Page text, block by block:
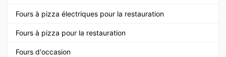
Fours à pizza électriques pour la restauration
Fours à pizza pour la restauration
Fours d'occasion